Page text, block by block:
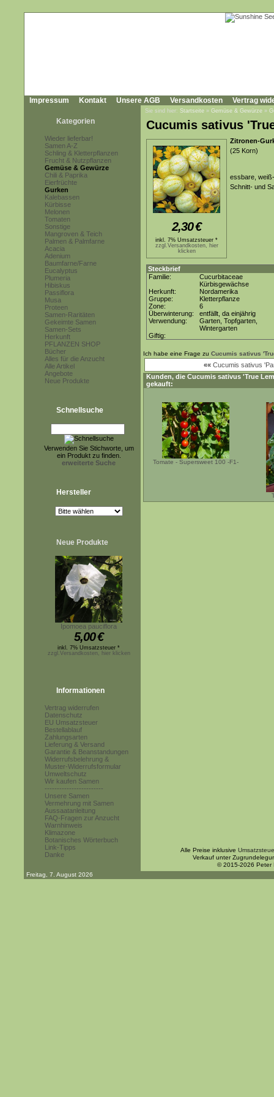
Impressum Kontakt Unsere AGB Versandkosten Vertrag
Kategorien
Wieder lieferbar!
Samen A-Z
Schling & Kletterpflanzen
Frucht & Nutzpflanzen
Gemüse & Gewürze
Chili & Paprika
Eierfrüchte
Gurken
Kalebassen
Kürbisse
Melonen
Tomaten
Sonstige
Mangroven & Teich
Palmen & Palmfarne
Acacia
Adenium
Baumfarne/Farne
Eucalyptus
Plumeria
Hibiskus
Passiflora
Musa
Proteen
Samen-Raritäten
Gekeimte Samen
Samen-Sets
Herkunft
PFLANZEN SHOP
Bücher
Alles für die Anzucht
Alle Artikel
Angebote
Neue Produkte
Schnellsuche
Verwenden Sie Stichworte, um
ein Produkt zu finden.
erweiterte Suche
Hersteller
Neue Produkte
Ipomoea pauciflora
5,00€
inkl. 7% Umsatzsteuer *
zzgl.Versandkosten, hier klicken
Informationen
Vertrag widerrufen
Datenschutz
EU Umsatzsteuer
Bestellablauf
Zahlungsarten
Lieferung & Versand
Garantie & Beanstandungen
Widerrufsbelehrung &
Muster-Widerrufsformular
Umweltschutz
Wir kaufen Samen
------------------------
Unsere Samen
Vermehrung mit Samen
Aussaatanleitung
FAQ-Fragen zur Anzucht
Warnhinweis
Klimazone
Botanisches Wörterbuch
Link-Tipps
Danke
Sie sind hier: Startseite » Gemüse & Gewürze »
Cucumis sativus
2,30€
inkl. 7% Umsatzsteuer *
zzgl.Versandkosten, hier
klicken
Zitronen-
(25 Korn)
essbare,
Schnitt- und
Steckbrief
Familie:
Cucurbitaceae
Kürbisgewächse
Herkunft:
Nordamerika
Gruppe:
Kletterpflanze
Zone:
6
Überwinterung:
entfällt, da einjährig
Verwendung:
Garten, Topfgarten,
Wintergarten
Giftig:
Ich habe eine Frage zu Cucumis sativus
«« Cucumis sativus
Kunden, die Cucumis sativus 'True
gekauft:
Tomate - Supersweet 100 -F1-
Alle Preise inklusive
Verkauf unter
© 2015-2026 Peter
Freitag, 7. August 2026